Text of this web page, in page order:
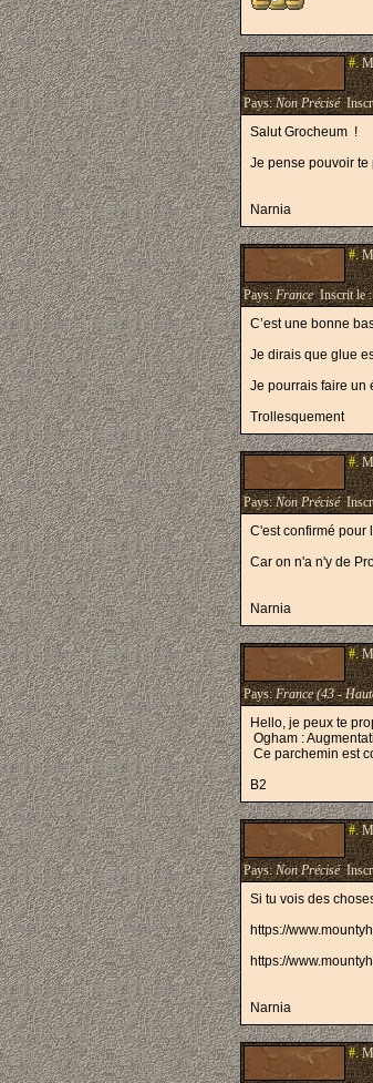
#.
Pays:Non Précisé
Salut Grocheum !
Je pense pouvoir
Narnia
#.
Pays:FranceInscrit le
C’est une bonne
Je dirais que glue
Je pourrais faire un
Trollesquement
#.
Pays:Non Précisé
C'est confirmé pour
Car on n'a n'y de
Narnia
#.
Pays:France (43 -
Hello, je peux te
Ogham :
Ce parchemin est
B2
#.
Pays:Non Précisé
Si tu vois des
https://
https://
Narnia
#.